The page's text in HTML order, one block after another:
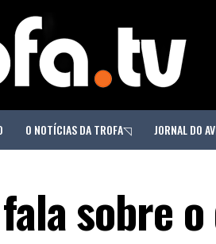
O NOTÍCIAS DA TROFA◹ JORNAL DO
sobre